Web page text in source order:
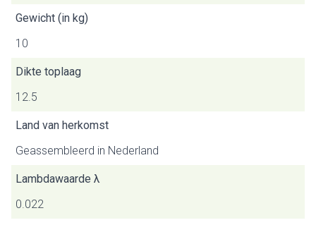
Gewicht (in kg)
10
Dikte toplaag
12.5
Land van herkomst
Geassembleerd in Nederland
Lambdawaarde λ
0.022